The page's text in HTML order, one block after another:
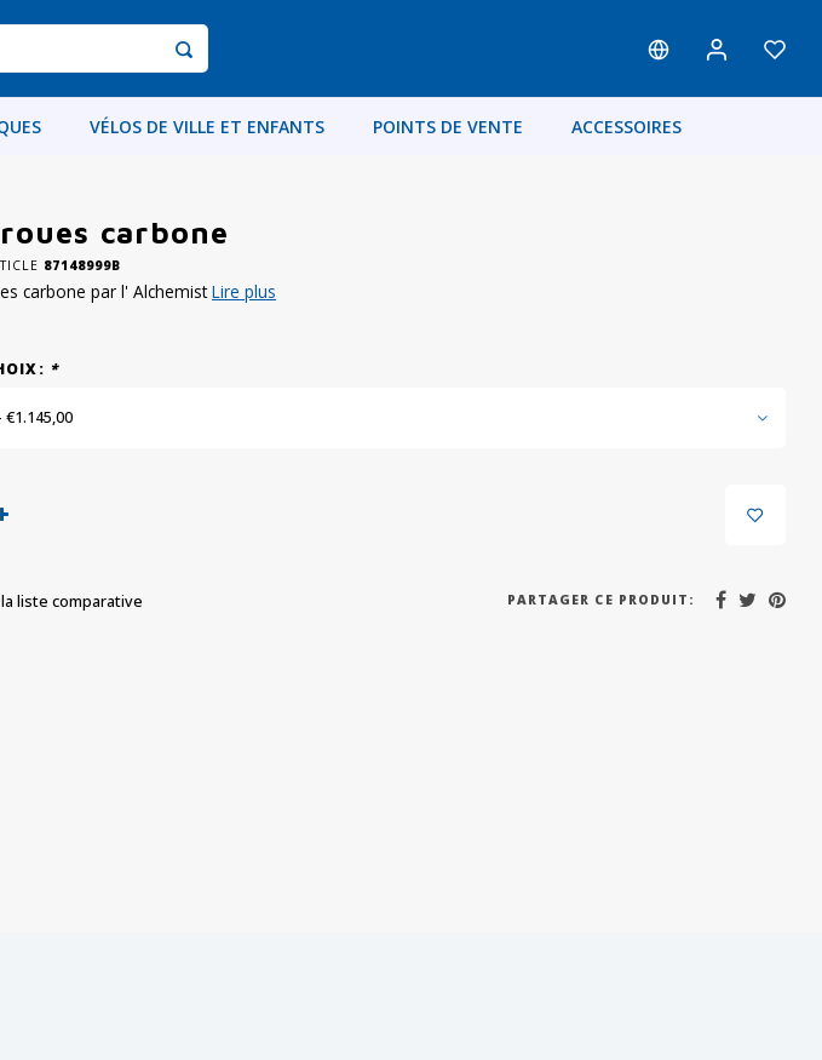
VÉLOS DE VILLE ET ENFANTS POINTS DE VENTE ACCESSOIRES
carbone
87148999B
carbone par l' AlchemistLire plus
*
liste comparative PARTAGER CE PRODUIT: